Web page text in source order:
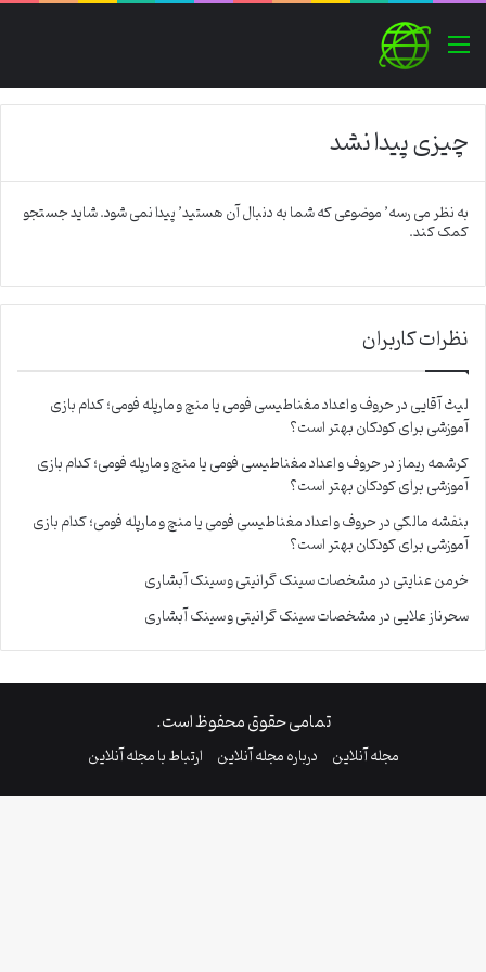
منو
چیزی پیدا نشد
به نظر می رسه’ موضوعی که شما به دنبال آن هستید’ پیدا نمی شود. شاید جستجو
کمک کند.
نظرات کاربران
لیث آقاییدرحروف و اعداد مغناطیسی فومی یا منچ و مارپله فومی؛ کدام بازی
آموزشی برای کودکان بهتر است؟
کرشمه ریمازدرحروف و اعداد مغناطیسی فومی یا منچ و مارپله فومی؛ کدام بازی
آموزشی برای کودکان بهتر است؟
بنفشه مالکیدرحروف و اعداد مغناطیسی فومی یا منچ و مارپله فومی؛ کدام بازی
آموزشی برای کودکان بهتر است؟
خرمن عنایتیدرمشخصات سینک گرانیتی و سینک آبشاری
سحرناز علاییدرمشخصات سینک گرانیتی و سینک آبشاری
تمامی حقوق محفوظ است.
مجله آنلاین درباره مجله آنلاین ارتباط با مجله آنلاین